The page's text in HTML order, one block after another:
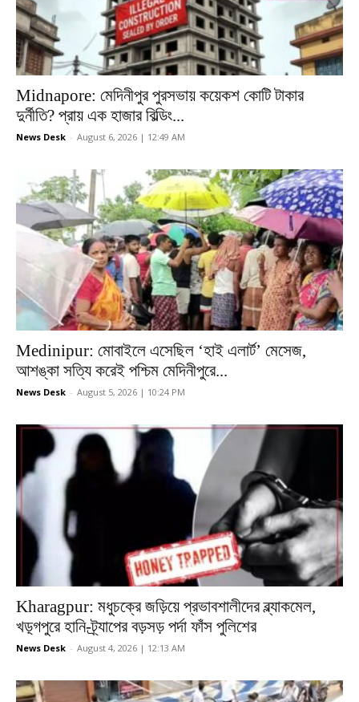
Midnapore: মেদিনীপুর পুরসভায় কয়েকশ কোটি টাকার
দুর্নীতি? প্রায় এক হাজার বিল্ডিং...
News Desk - August 6, 2026 | 12:49 AM
Medinipur: মোবাইলে এসেছিল ‘হাই এলার্ট’ মেসেজ,
আশঙ্কা সত্যি করেই পশ্চিম মেদিনীপুরে...
News Desk - August 5, 2026 | 10:24 PM
Kharagpur: মধুচক্রে জড়িয়ে প্রভাবশালীদের ব্ল্যাকমেল,
খড়্গপুরে হানি-ট্র্যাপের বড়সড় পর্দা ফাঁস পুলিশের
News Desk - August 4, 2026 | 12:13 AM